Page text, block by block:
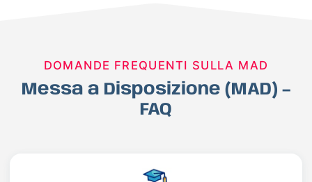
DOMANDE FREQUENTI SULLA MAD
Messa a Disposizione (MAD) –
FAQ